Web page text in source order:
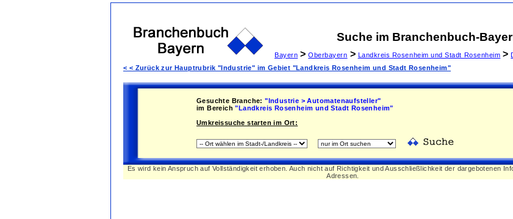
Suche im Branchenbuch-
Bayern > Oberbayern > Landkreis Rosenheim und Stadt Rosenheim >
< < Zurück zur Hauptrubrik "Industrie" im Gebiet "Landkreis Rosenheim und Stadt Rosenheim"
Gesuchte Branche: "Industrie > Automatenaufsteller"
im Bereich "Landkreis Rosenheim und Stadt Rosenheim"
Umkreissuche starten im Ort:
Es wird kein Anspruch auf Vollständigkeit erhoben. Auch nicht auf Richtigkeit und Ausschließlichkeit der dargebotenen
Adressen.